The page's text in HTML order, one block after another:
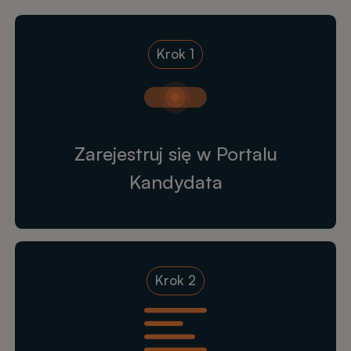
Krok 1
Zarejestruj się w Portalu
Kandydata
Krok 2